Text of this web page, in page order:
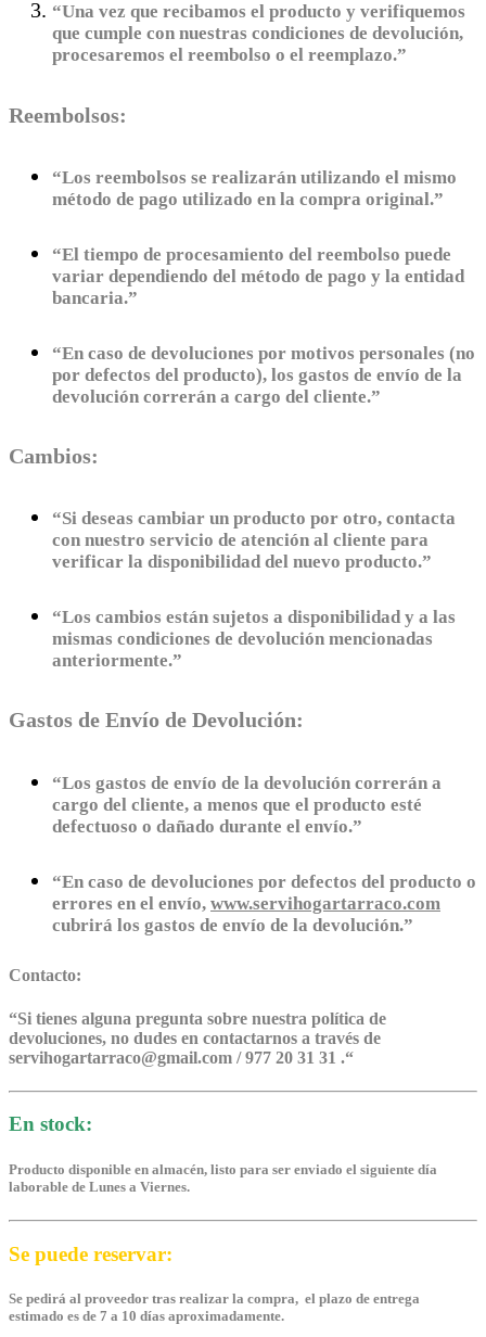
“Una vez que recibamos el producto y verifiquemos
que cumple con nuestras condiciones de devolución,
procesaremos el reembolso o el reemplazo.”
Reembolsos:
“Los reembolsos se realizarán utilizando el mismo
método de pago utilizado en la compra original.”
“El tiempo de procesamiento del reembolso puede
variar dependiendo del método de pago y la entidad
bancaria.”
“En caso de devoluciones por motivos personales (no
por defectos del producto), los gastos de envío de la
devolución correrán a cargo del cliente.”
Cambios:
“Si deseas cambiar un producto por otro, contacta
con nuestro servicio de atención al cliente para
verificar la disponibilidad del nuevo producto.”
“Los cambios están sujetos a disponibilidad y a las
mismas condiciones de devolución mencionadas
anteriormente.”
Gastos de Envío de Devolución:
“Los gastos de envío de la devolución correrán a
cargo del cliente, a menos que el producto esté
defectuoso o dañado durante el envío.”
“En caso de devoluciones por defectos del producto o
errores en el envío, www.servihogartarraco.com
cubrirá los gastos de envío de la devolución.”
Contacto:
“Si tienes alguna pregunta sobre nuestra política de
devoluciones, no dudes en contactarnos a través de
servihogartarraco@gmail.com / 977 20 31 31 .“
En stock:
Producto disponible en almacén, listo para ser enviado el siguiente día
laborable de Lunes a Viernes.
Se puede reservar:
Se pedirá al proveedor tras realizar la compra, el plazo de entrega
estimado es de 7 a 10 días aproximadamente.